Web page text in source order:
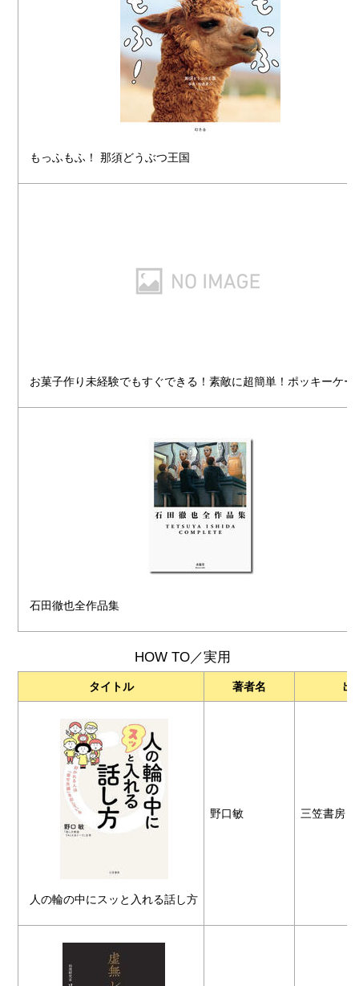
もっふもふ！ 那須どうぶつ王国
お菓子作り未経験でもすぐできる！素敵に超簡単！ポッキーケー
石田徹也全作品集
HOW TO／実用
タイトル 著者名 出
人の輪の中にスッと入れる話し方
野口敏 三笠書房